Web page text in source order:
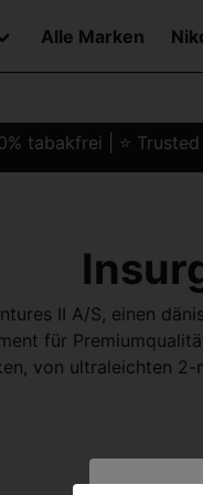
Alle Marken
tabakfrei | ⭐
II A/S, einen
für
von ultraleichten